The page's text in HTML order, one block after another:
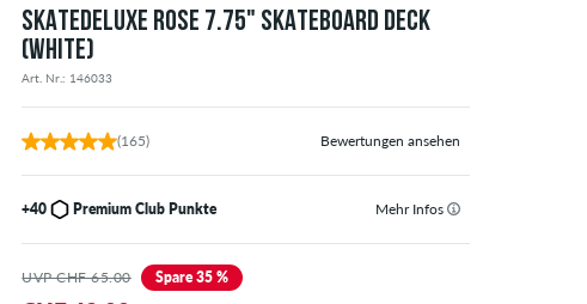
SKATEDELUXE ROSE 7.75" SKATEBOARD DECK
(WHITE)
Art. Nr.: 146033
(165) Bewertungen ansehen
+40 Premium Club Punkte Mehr Infos
UVP CHF 65.00 Spare 35 %